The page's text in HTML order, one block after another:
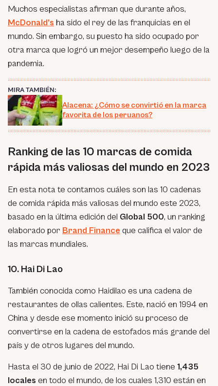
Muchos especialistas afirman que durante años,
McDonald’s ha sido el rey de las franquicias en el
mundo. Sin embargo, su puesto ha sido ocupado por
otra marca que logró un mejor desempeño luego de la
pandemia.
MIRA TAMBIÉN:
Alacena: ¿Cómo se convirtió en la marca
favorita de los peruanos?
Ranking de las 10 marcas de comida
rápida más valiosas del mundo en 2023
En esta nota te contamos cuáles son las 10 cadenas
de comida rápida más valiosas del mundo este 2023,
basado en la última edición del Global 500, un ranking
elaborado por Brand Finance que califica el valor de
las marcas mundiales.
10. Hai Di Lao
También conocida como Haidilao es una cadena de
restaurantes de ollas calientes. Este, nació en 1994 en
China y desde ese momento inició su proceso de
convertirse en la cadena de estofados más grande del
país y de otros lugares del mundo.
Hasta el 30 de junio de 2022, Hai Di Lao tiene 1,435
locales en todo el mundo, de los cuales 1,310 están en